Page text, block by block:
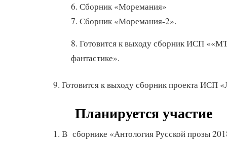
6. Сборник «Моремания»
7. Сборник «Моремания-2».
8. Готовится к выходу сборник ИСП
фантастике».
9. Готовится к выходу сборник проекта ИСП
Планируется участие
1. В сборнике «Антология Русской прозы